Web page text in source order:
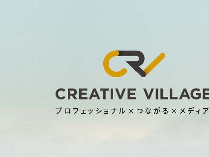
プロフェッショナル×つながる×メディア